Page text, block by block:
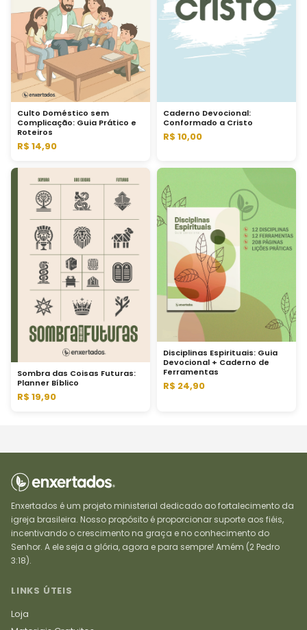
Culto Doméstico sem
Complicação: Guia Prático e
Roteiros
R$ 14,90
Caderno Devocional:
Conformado a Cristo
R$ 10,00
Sombra das Coisas Futuras:
Planner Bíblico
R$ 19,90
Disciplinas Espirituais: Guia
Devocional + Caderno de
Ferramentas
R$ 24,90
Enxertados é um projeto ministerial dedicado ao fortalecimento da
igreja brasileira. Nosso propósito é proporcionar suporte aos fiéis,
incentivando o crescimento na graça e no conhecimento do
Senhor. A ele seja a glória, agora e para sempre! Amém (2 Pedro
3:18).
LINKS ÚTEIS
Loja